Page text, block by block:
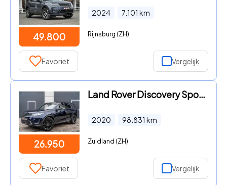
49.800
2024 7.101 km
Rijnsburg (ZH)
Favoriet Vergelijk
26.950
Land Rover Discovery Sport - P300e 1.5 R-Dynamic HSE PANO VOL
2020 98.831 km
Zuidland (ZH)
Favoriet Vergelijk